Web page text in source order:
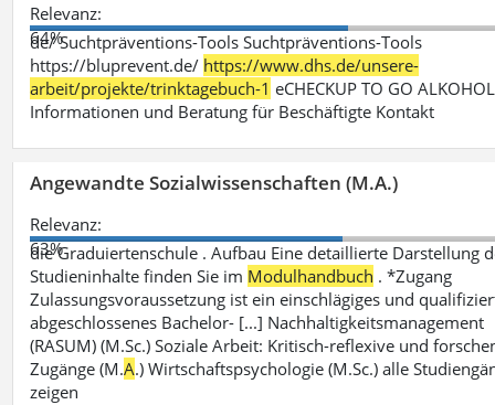
Relevanz:
64%
de/ Suchtpräventions-Tools Suchtpräventions-Tools
https://bluprevent.de/ https://www.dhs.de/unsere-
arbeit/projekte/trinktagebuch-1 eCHECKUP TO GO ALKOHOL
Informationen und Beratung für Beschäftigte Kontakt
Angewandte Sozialwissenschaften (M.A.)
Relevanz:
63%
die Graduiertenschule . Aufbau Eine detaillierte Darstellung
Studieninhalte finden Sie im Modulhandbuch . *Zugang
Zulassungsvoraussetzung ist ein einschlägiges und
abgeschlossenes Bachelor- [...] Nachhaltigkeitsmanagement
(RASUM) (M.Sc.) Soziale Arbeit: Kritisch-reflexive und
Zugänge (M.A.) Wirtschaftspsychologie (M.Sc.) alle
zeigen